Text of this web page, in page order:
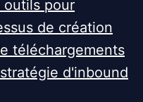
outils pour
de création
téléchargements
d'inbound